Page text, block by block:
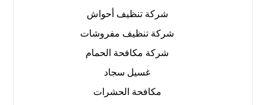
شركة تنظيف أحواش
شركة تنظيف مفروشات
شركة مكافحة الحمام
غسيل سجاد
مكافحة الحشرات